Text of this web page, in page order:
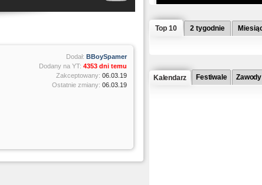
Dodał: BBoySpamer
Dodany na YT: 4353 dni temu
Zakceptowany: 06.03.19
Ostatnie zmiany: 06.03.19
Top 10 2 tygodnie
Kalendarz Festiwale Zawody